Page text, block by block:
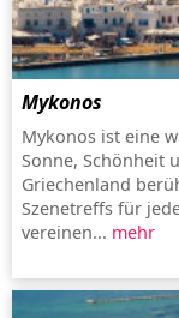
Mykonos
Mykonos ist eine
Sonne, Schönheit
Griechenland
Szenetreffs für
vereinen... mehr